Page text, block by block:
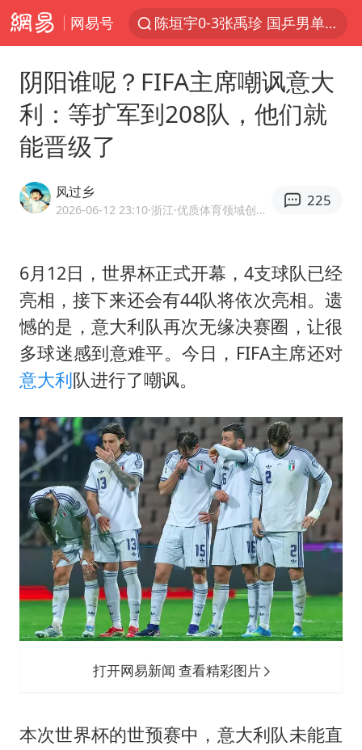
网易号
陈垣宇0-3张禹珍 国乒男单全军覆没
四川宜宾市高县4.9级地震致1人死亡
中国女篮70-67险胜尼日利亚女篮
秋天的第一杯奶茶到底有多火
百花奖开幕式
东航：国内客票提前14天免费退改
38岁演员求职万岁山NPC成功
我国外贸延续良好增长态势
“新疆阿勒泰八月能滑雪”不实
日本试射“战斧”导弹，国防部回应
夯实基础开新局
阴阳谁呢？FIFA主席嘲讽意大
利：等扩军到208队，他们就
能晋级了
风过乡
2026-06-12 23:10·浙江 ·优质体育领域创作者
225
6月12日，世界杯正式开幕，4支球队已经
亮相，接下来还会有44队将依次亮相。遗
憾的是， 意大利队再次无缘决赛圈，让很
多球迷感到意难平。今日，FIFA主席还对
意大利队进行了嘲讽。
打开网易新闻 查看精彩图片
本次世界杯的世预赛中，意大利队未能直